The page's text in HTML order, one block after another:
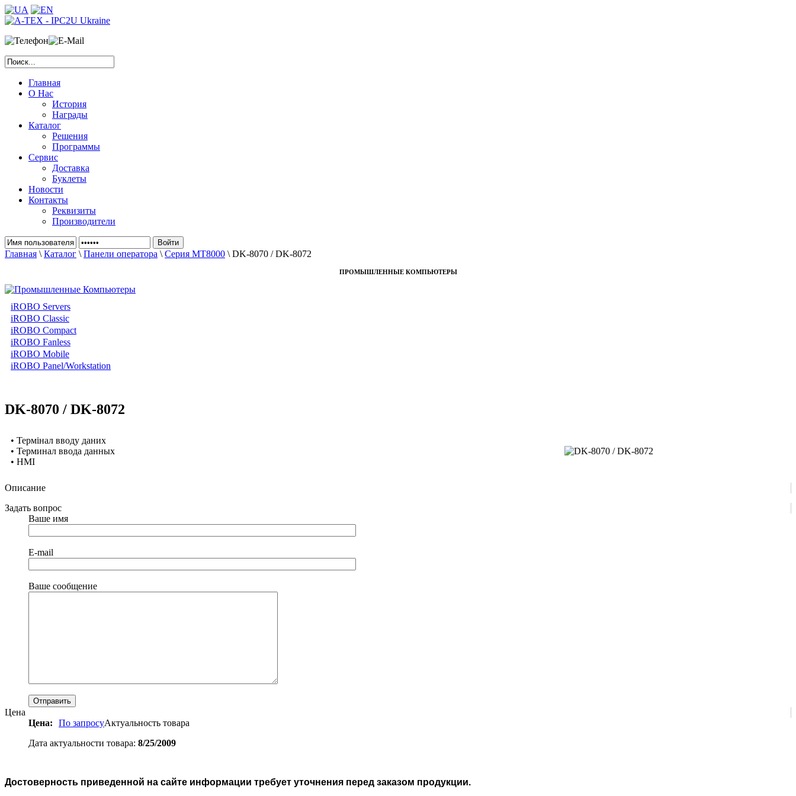
Главная
О Нас
История
Награды
Каталог
Решения
Программы
Сервис
Доставка
Буклеты
Новости
Контакты
Реквизиты
Производители
Главная \ Каталог \ Панели оператора \ Серия MT8000 \ DK-8070 / DK-8072
ПРОМЫШЛЕННЫЕ КОМПЬЮТЕРЫ
iROBO Servers
iROBO Classic
iROBO Compact
iROBO Fanless
iROBO Mobile
iROBO Panel/Workstation
DK-8070 / DK-8072
• Термінал вводу даних
• Терминал ввода данных
• HMI
Описание
Задать вопрос
Ваше имя
E-mail
Ваше сообщение
Цена
Цена:
По запросуАктуальность товара
Дата актуальности товара: 8/25/2009
Достоверность приведенной на сайте информации требует уточнения перед заказом продукции.